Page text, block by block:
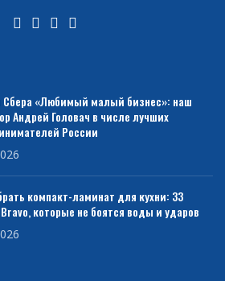
Сбера «Любимый малый бизнес»: наш
Андрей Головач в числе лучших
России
компакт-ламинат для кухни: 33
которые не боятся воды и ударов